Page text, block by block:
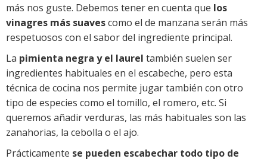
más nos guste. Debemos tener en cuenta que los
vinagres más suavescomo el de manzana serán más
respetuosos con el sabor del ingrediente principal.
La pimienta negra y el laurel también suelen ser
ingredientes habituales en el escabeche, pero esta
técnica de cocina nos permite jugar también con otro
tipo de especies como el tomillo, el romero, etc. Si
queremos añadir verduras, las más habituales son las
zanahorias, la cebolla o el ajo.
Prácticamente se pueden escabechar todo tipo de